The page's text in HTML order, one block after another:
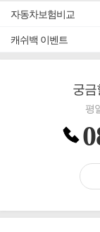
자동차보험비교
캐쉬백 이벤트
궁금
평